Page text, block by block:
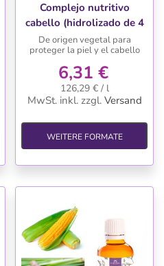
Complejo nutritivo
cabello (hidrolizado de 4
proteinas vegetales)
De origen vegetal para
proteger la piel y el cabello
6,31 €
126,29 € / l
MwSt. inkl. zzgl. Versand
WEITERE FORMATE